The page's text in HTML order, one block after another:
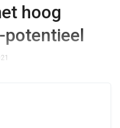
hoog
potentieel